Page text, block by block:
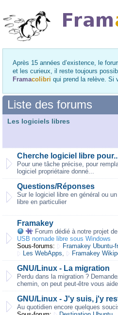
Après 15 années d’existence, le
et les curieux, il reste toujours
Framacolibri qui prend la relève.
Liste des forums
Les logiciels libres
Cherche logiciel libre
Pour une tâche précise, pour
logiciel propriétaire donné...
Questions/Réponses
Sur le logiciel libre en général ou un
libre en particulier
Framakey
Forum dédié à notre projet de
USB nomade libre sous Windows
Sous-forums:
Framakey Ubuntu-
Les WebApps, Framakey
GNU/Linux - La migration
Perdu dans la migration ?
chemin, on peut peut-être vous
GNU/Linux - J'y suis, j'y
Au quotidien encore quelques